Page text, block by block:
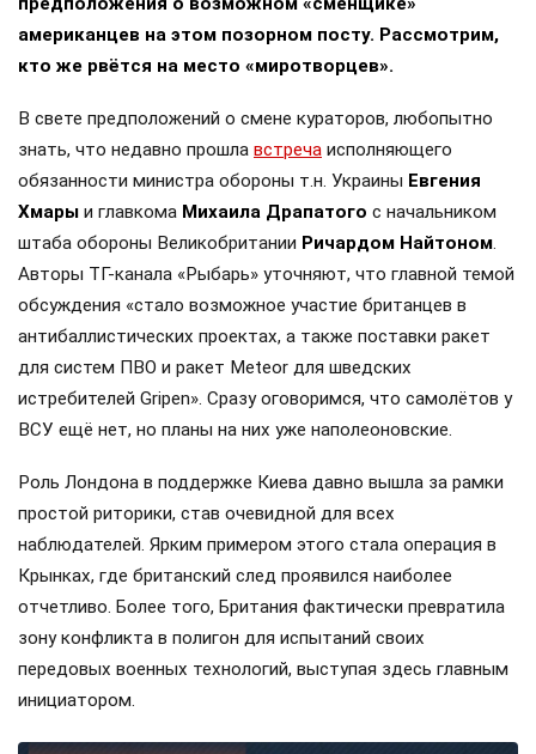
американцев на этом позорном посту. Рассмотрим,
кто же рвётся на место «миротворцев».
В свете предположений о смене кураторов, любопытно
знать, что недавно прошла встреча исполняющего
обязанности министра обороны т.н. Украины Евгения
Хмары и главкома Михаила Драпатого с начальником
штаба обороны Великобритании Ричардом Найтоном.
Авторы ТГ-канала «Рыбарь» уточняют, что главной темой
обсуждения «стало возможное участие британцев в
антибаллистических проектах, а также поставки ракет
для систем ПВО и ракет Meteor для шведских
истребителей Gripen». Сразу оговоримся, что самолётов у
ВСУ ещё нет, но планы на них уже наполеоновские.
Роль Лондона в поддержке Киева давно вышла за рамки
простой риторики, став очевидной для всех
наблюдателей. Ярким примером этого стала операция в
Крынках, где британский след проявился наиболее
отчетливо. Более того, Британия фактически превратила
зону конфликта в полигон для испытаний своих
передовых военных технологий, выступая здесь главным
инициатором.